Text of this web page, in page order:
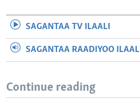
SAGANTAA TV ILAALI
SAGANTAA RAADIYOO ILAALI
Continue reading